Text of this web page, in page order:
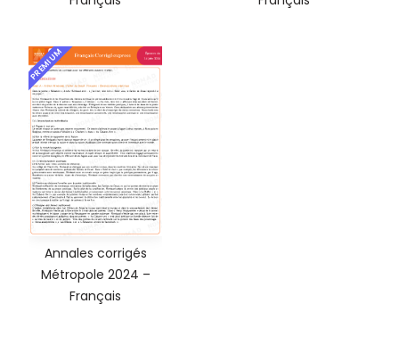
PREMIUM
Annales corrigés
Métropole 2024 –
Français